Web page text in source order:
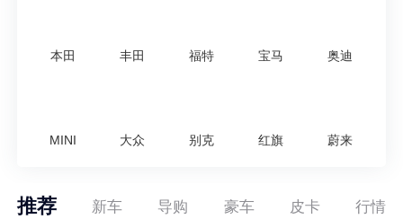
本田 丰田 福特 宝马 奥迪
MINI 大众 别克 红旗 蔚来
推荐 新车 导购 豪车 皮卡 行情